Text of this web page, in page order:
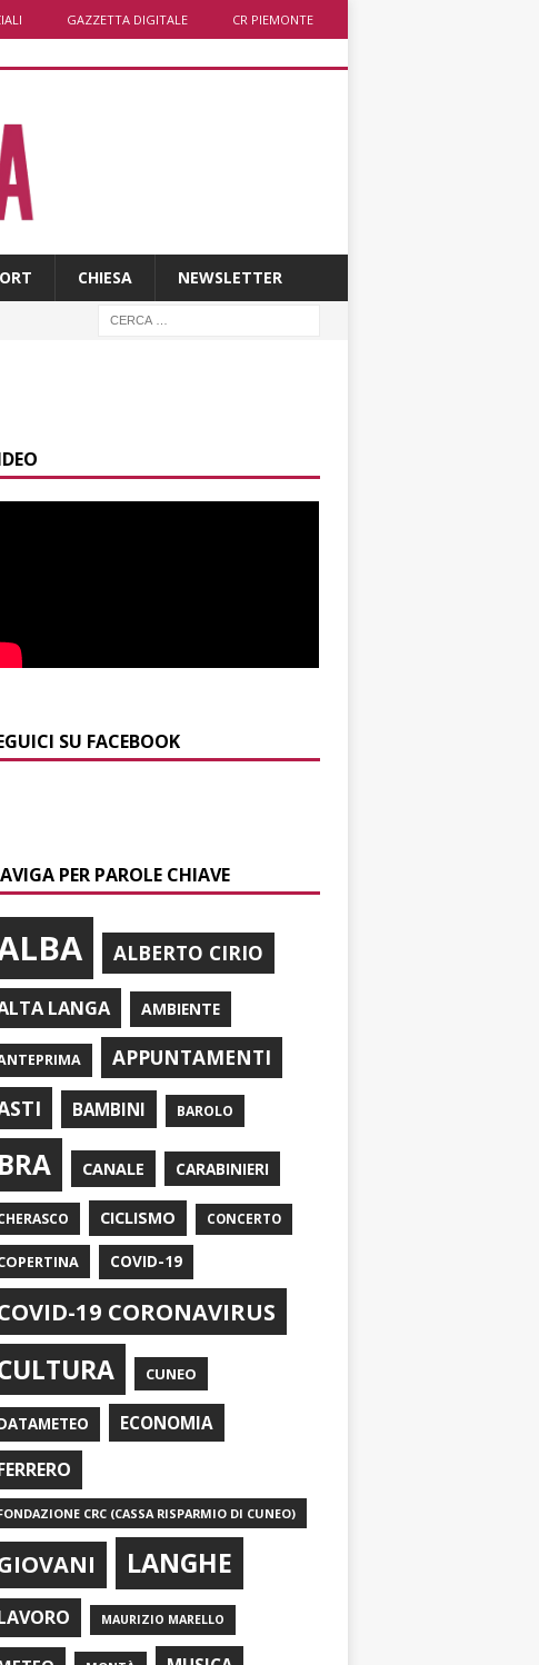
GAZZETTA DIGITALE CR PIEMONTE
CHIESA NEWSLETTER
SU FACEBOOK
PER PAROLE CHIAVE
ALBERTO CIRIO
LANGA AMBIENTE
APPUNTAMENTI
BAMBINI BAROLO
BRA CANALE CARABINIERI
CICLISMO CONCERTO
COVID-19
19 CORONAVIRUS
CUNEO
ECONOMIA
CRC (CASSA RISPARMIO DI CUNEO)
LANGHE
MAURIZIO MARELLO